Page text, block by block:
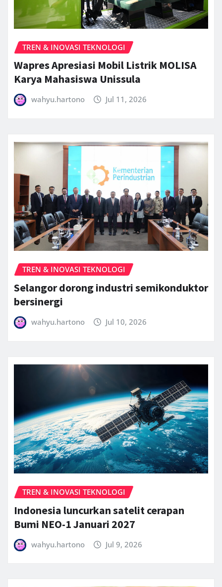
TREN & INOVASI TEKNOLOGI
Wapres Apresiasi Mobil Listrik MOLISA
Karya Mahasiswa Unissula
wahyu.hartono Jul 11, 2026
TREN & INOVASI TEKNOLOGI
Selangor dorong industri semikonduktor
bersinergi
wahyu.hartono Jul 10, 2026
TREN & INOVASI TEKNOLOGI
Indonesia luncurkan satelit cerapan
Bumi NEO-1 Januari 2027
wahyu.hartono Jul 9, 2026